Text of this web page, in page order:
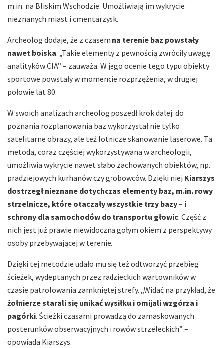
m.in. na Bliskim Wschodzie. Umożliwiają im wykrycie
nieznanych miast i cmentarzysk.
Archeolog dodaje, że z czasem na terenie baz powstały
nawet boiska. „Takie elementy z pewnością zwróciły uwagę
analityków CIA” – zauważa. W jego ocenie tego typu obiekty
sportowe powstały w momencie rozprzężenia, w drugiej
połowie lat 80.
W swoich analizach archeolog poszedł krok dalej: do
poznania rozplanowania baz wykorzystał nie tylko
satelitarne obrazy, ale też lotnicze skanowanie laserowe. Ta
metoda, coraz częściej wykorzystywana w archeologii,
umożliwia wykrycie nawet słabo zachowanych obiektów, np.
pradziejowych kurhanów czy grobowców. Dzięki niej Kiarszys
dostrzegł nieznane dotychczas elementy baz, m.in. rowy
strzelnicze, które otaczały wszystkie trzy bazy – i
schrony dla samochodów do transportu głowic. Część z
nich jest już prawie niewidoczna gołym okiem z perspektywy
osoby przebywającej w terenie.
Dzięki tej metodzie udało mu się też odtworzyć przebieg
ścieżek, wydeptanych przez radzieckich wartowników w
czasie patrolowania zamkniętej strefy. „Widać na przykład, że
żołnierze starali się unikać wysiłku i omijali wzgórza i
pagórki. Ścieżki czasami prowadzą do zamaskowanych
posterunków obserwacyjnych i rowów strzeleckich” –
opowiada Kiarszys.